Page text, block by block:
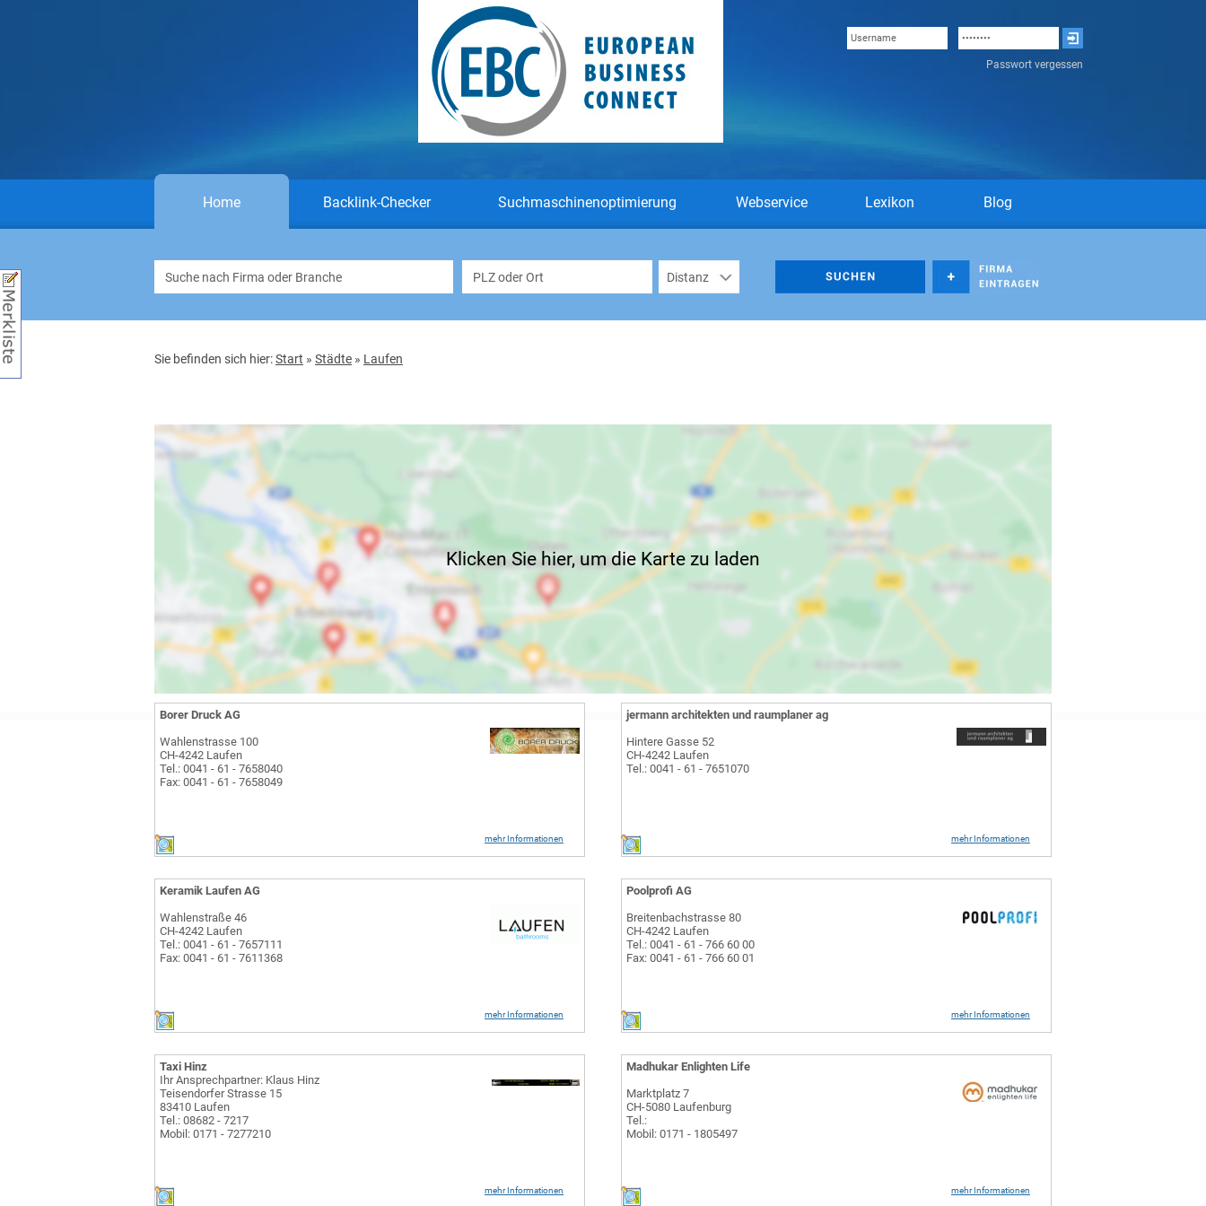
Passwort vergessen
Home Backlink-Checker Suchmaschinenoptimierung Webservice Lexikon Blog
Sie befinden sich hier:Start » Städte » Laufen
Klicken Sie hier, um die Karte zu laden
mehr Informationen
Borer Druck AG
Wahlenstrasse 100
CH-4242 Laufen
Tel.: 0041 - 61 - 7658040
Fax: 0041 - 61 - 7658049
mehr Informationen
jermann architekten und raumplaner ag
Hintere Gasse 52
CH-4242 Laufen
Tel.: 0041 - 61 - 7651070
mehr Informationen
Keramik Laufen AG
Wahlenstraße 46
CH-4242 Laufen
Tel.: 0041 - 61 - 7657111
Fax: 0041 - 61 - 7611368
mehr Informationen
Poolprofi AG
Breitenbachstrasse 80
CH-4242 Laufen
Tel.: 0041 - 61 - 766 60 00
Fax: 0041 - 61 - 766 60 01
mehr Informationen
Taxi Hinz
Ihr Ansprechpartner: Klaus Hinz
Teisendorfer Strasse 15
83410 Laufen
Tel.: 08682 - 7217
Mobil: 0171 - 7277210
mehr Informationen
Madhukar Enlighten Life
Marktplatz 7
CH-5080 Laufenburg
Tel.:
Mobil: 0171 - 1805497